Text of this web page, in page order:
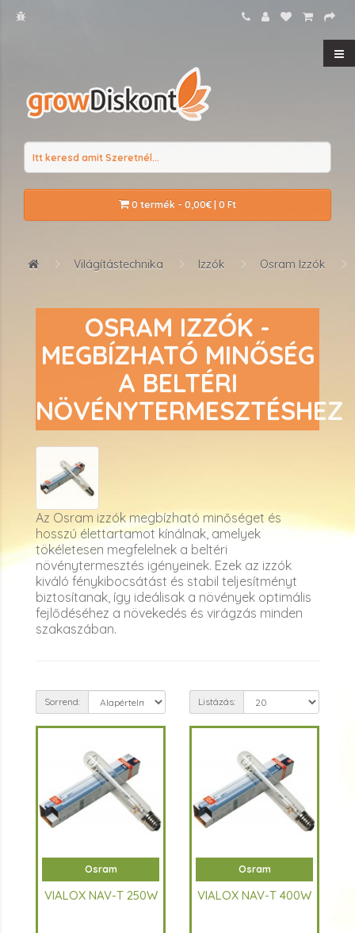
0 termék - 0,00€ | 0 Ft
Világítástechnika Izzók Osram Izzók
OSRAM IZZÓK -
MEGBÍZHATÓ MINŐSÉG
A BELTÉRI
NÖVÉNYTERMESZTÉSHEZ
Az Osram izzók megbízható minőséget és
hosszú élettartamot kínálnak, amelyek
tökéletesen megfelelnek a beltéri
növénytermesztés igényeinek. Ezek az izzók
kiváló fénykibocsátást és stabil teljesítményt
biztosítanak, így ideálisak a növények optimális
fejlődéséhez a növekedés és virágzás minden
szakaszában.
Sorrend: Listázás:
Osram
VIALOX NAV-T 250W
Osram
VIALOX NAV-T 400W